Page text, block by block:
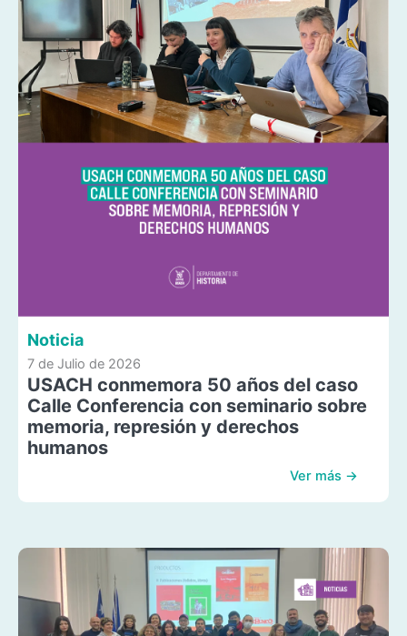
Noticia
7 de Julio de 2026
USACH conmemora 50 años del caso
Calle Conferencia con seminario sobre
memoria, represión y derechos
humanos
Ver más →